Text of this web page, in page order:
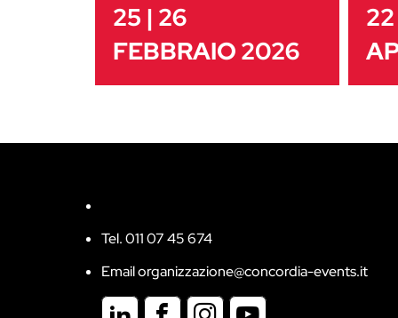
25 | 26
FEBBRAIO 2026
Tel. 011 07 45 674
Email organizzazione@concordia-events.it